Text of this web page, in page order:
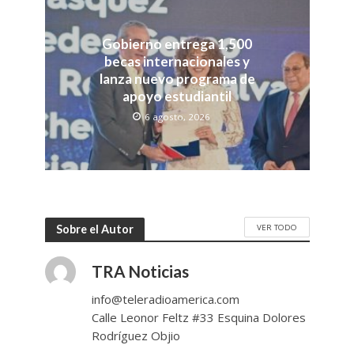
Gobierno entrega 1,500
becas internacionales y
lanza nuevo programa de
apoyo estudiantil
6 agosto, 2026
Sobre el Autor VER TODO
TRA Noticias
info@teleradioamerica.com
Calle Leonor Feltz #33 Esquina Dolores
Rodríguez Objio